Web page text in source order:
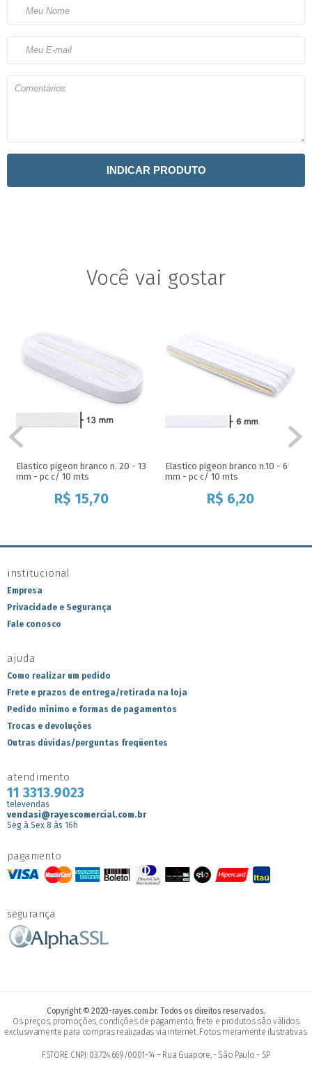
INDICAR PRODUTO
Elastico pigeon branco n. 20 - 13
mm - pc c/ 10 mts
R$ 15,70
Elastico pigeon branco n.10 - 6
mm - pc c/ 10 mts
R$ 6,20
institucional
Empresa
Privacidade e Segurança
Fale conosco
ajuda
Como realizar um pedido
Frete e prazos de entrega/retirada na loja
Pedido mínimo e formas de pagamentos
Trocas e devoluções
Outras dúvidas/perguntas freqüentes
atendimento
11 3313.9023
televendas
vendasi@rayescomercial.com.br
Seg à Sex 8 às 16h
pagamento
segurança
Copyright © 2020-rayes.com.br. Todos os direitos reservados.
Os preços, promoções, condições de pagamento, frete e produtos são válidos
exclusivamente para compras realizadas via internet. Fotos meramente ilustrativas.
FSTORE CNPJ: 03.724.669/0001-14 – Rua Guapore, - São Paulo - SP